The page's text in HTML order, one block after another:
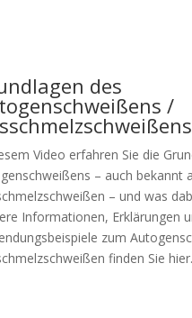
des
/
Video erfahren Sie die
– auch bekannt
– und was
Informationen, Erklärungen
zum
finden Sie hier.